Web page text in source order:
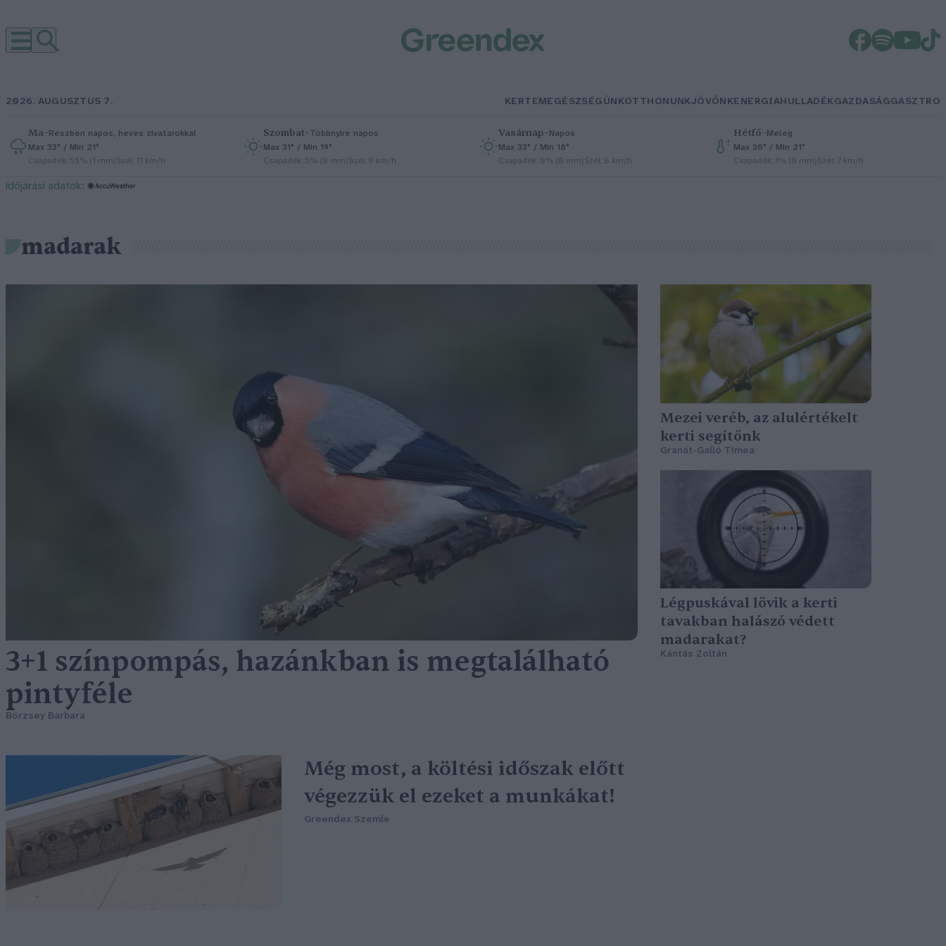
2026. AUGUSZTUS 7. KERTEMEGÉSZSÉGÜNKOTTHONUNKJÖVŐNKENERGIAHULLADÉKGAZDASÁGGASZTRO
Ma–Részben napos, heves zivatarokkal
Max 33° / Min 21°
Csapadék: 55% (1 mm)Szél: 11 km/h
Szombat–Többnyire napos
Max 31° / Min 19°
Csapadék: 5% (0 mm)Szél: 9 km/h
Vasárnap–Napos
Max 33° / Min 18°
Csapadék: 0% (0 mm)Szél: 6 km/h
Hétfő–Meleg
Max 36° / Min 21°
Csapadék: 1% (0 mm)Szél: 7 km/h
időjárási adatok:
madarak
3+1 színpompás, hazánkban is megtalálható
pintyféle
Börzsey Barbara
Mezei veréb, az alulértékelt
kerti segítőnk
Granát-Galló Tímea
Légpuskával lövik a kerti
tavakban halászó védett
madarakat?
Kántás Zoltán
Még most, a költési időszak előtt
végezzük el ezeket a munkákat!
Greendex Szemle